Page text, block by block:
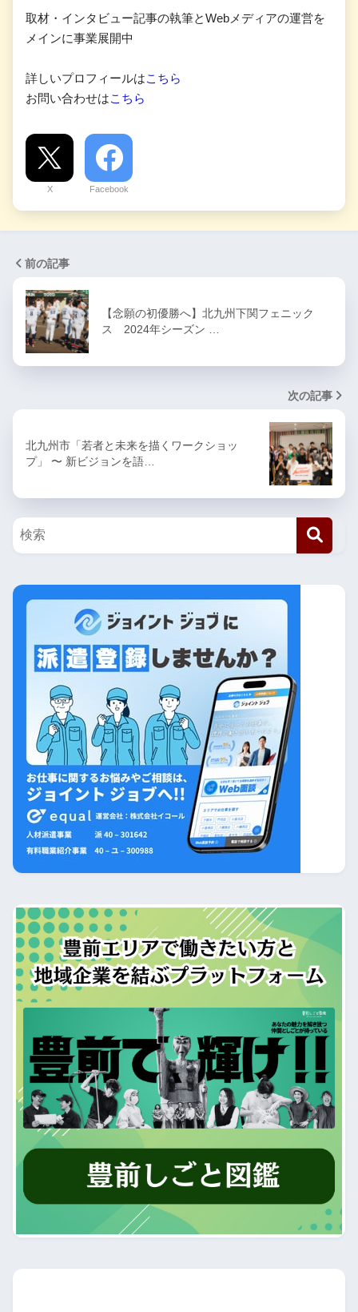
取材・インタビュー記事の執筆とWebメディアの運営を
メインに事業展開中
詳しいプロフィールはこちら
お問い合わせはこちら
X Facebook
前の記事
【念願の初優勝へ】北九州下関フェニック
ス 2024年シーズン …
次の記事
北九州市「若者と未来を描くワークショッ
プ」 〜 新ビジョンを語…